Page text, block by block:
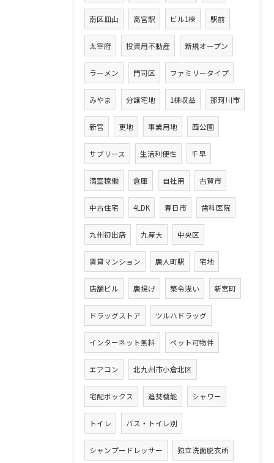
南区皿山 高宮駅 ビル1棟 駅前
太宰府 投資用不動産 新規オープン
ラーメン 門司区 ファミリータイプ
みやま 分譲宅地 1棟収益 那珂川市
新宮 更地 事業用地 西公園
サブリース 生活利便性 千早
満室稼働 倉庫 自社用 古賀市
中古住宅 4LDK 春日市 歯科医院
九州初出店 九産大 中央区
賃貸マンション 唐人町駅 宅地
店舗ビル 唐揚げ 築令浅い 新宮町
ドラッグストア ツルハドラッグ
インターネット無料 ペット可物件
エアコン 北九州市小倉北区
宅配ボックス 追焚機能 シャワー
トイレ バス・トイレ別
シャンプードレッサー 独立洗面脱衣所